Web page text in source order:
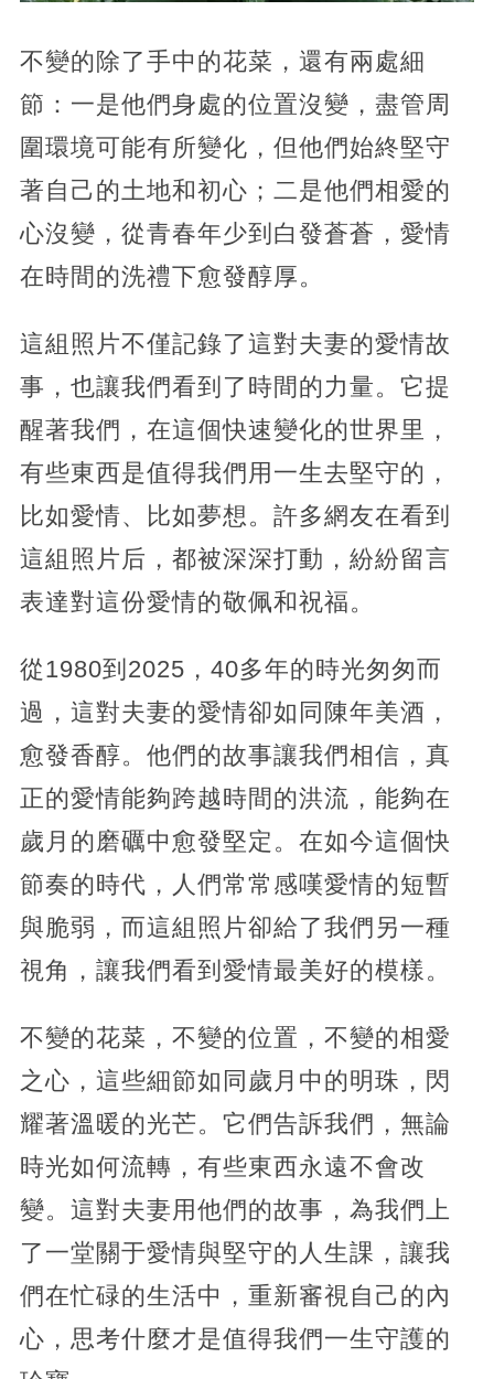
不變的除了手中的花菜，還有兩處細
節：一是他們身處的位置沒變，盡管周
圍環境可能有所變化，但他們始終堅守
著自己的土地和初心；二是他們相愛的
心沒變，從青春年少到白發蒼蒼，愛情
在時間的洗禮下愈發醇厚。
這組照片不僅記錄了這對夫妻的愛情故
事，也讓我們看到了時間的力量。它提
醒著我們，在這個快速變化的世界里，
有些東西是值得我們用一生去堅守的，
比如愛情、比如夢想。許多網友在看到
這組照片后，都被深深打動，紛紛留言
表達對這份愛情的敬佩和祝福。
從1980到2025，40多年的時光匆匆而
過，這對夫妻的愛情卻如同陳年美酒，
愈發香醇。他們的故事讓我們相信，真
正的愛情能夠跨越時間的洪流，能夠在
歲月的磨礪中愈發堅定。在如今這個快
節奏的時代，人們常常感嘆愛情的短暫
與脆弱，而這組照片卻給了我們另一種
視角，讓我們看到愛情最美好的模樣。
不變的花菜，不變的位置，不變的相愛
之心，這些細節如同歲月中的明珠，閃
耀著溫暖的光芒。它們告訴我們，無論
時光如何流轉，有些東西永遠不會改
變。這對夫妻用他們的故事，為我們上
了一堂關于愛情與堅守的人生課，讓我
們在忙碌的生活中，重新審視自己的內
心，思考什麼才是值得我們一生守護的